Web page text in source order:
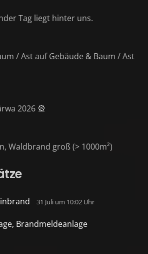
Tag liegt hinter uns.
/ Ast auf Gebäude & Baum / Ast
2026 🎡
Waldbrand groß (> 1000m²)
31 Juli um 10:02 Uhr
Brandmeldeanlage